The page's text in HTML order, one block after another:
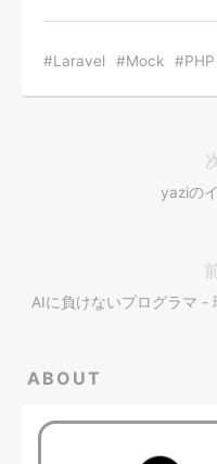
Laravel Mock PHP
yaziの
AIに負けないプログラマ -
ABOUT